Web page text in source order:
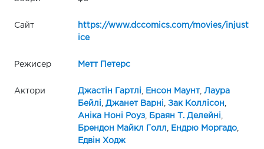
Сайт
https://www.dccomics.com/movies/injust
ice
Режисер Метт Петерс
Актори Джастін Гартлі Енсон Маунт, Лаура
Бейлі
Джанет Варні Зак Коллісон
Аніка Ноні Роуз, Браян Т. Делейні
Брендон Майкл Голл
Ендрю Моргадо,
Едвін Ходж